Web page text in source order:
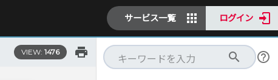
サービス一覧 ログイン
VIEW: 1476